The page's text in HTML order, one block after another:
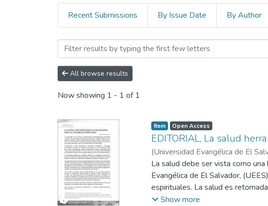
Recent Submissions By Issue Date By Author
Browsing Revista Crea Ciencia
All browse results
Now showing 1 - 1 of 1
Item Open Access
EDITORIAL, La salud
(Universidad Evangélica de El
La salud debe ser vista como
Evangélica de El Salvador,
espirituales. La salud es
prevención, curación y
Show more